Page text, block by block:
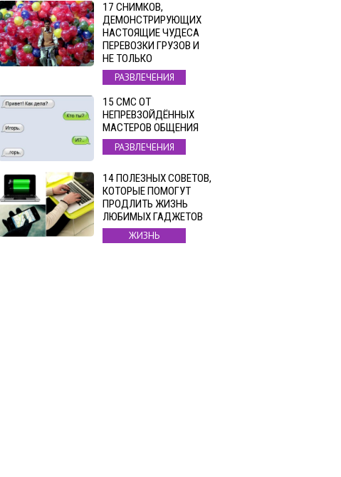
17 СНИМКОВ,
ДЕМОНСТРИРУЮЩИХ
НАСТОЯЩИЕ ЧУДЕСА
ПЕРЕВОЗКИ ГРУЗОВ И
НЕ ТОЛЬКО
РАЗВЛЕЧЕНИЯ
15 СМС ОТ
НЕПРЕВЗОЙДЁННЫХ
МАСТЕРОВ ОБЩЕНИЯ
РАЗВЛЕЧЕНИЯ
14 ПОЛЕЗНЫХ СОВЕТОВ,
КОТОРЫЕ ПОМОГУТ
ПРОДЛИТЬ ЖИЗНЬ
ЛЮБИМЫХ ГАДЖЕТОВ
ЖИЗНЬ